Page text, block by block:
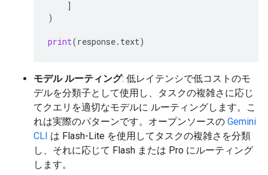
]
)
print(response. text)
モデル ルーティング: 低レイテンシで低コストのモ
デルを分類子として使用し、タスクの複雑さに応じ
てクエリを適切なモデルに ルーティングします。こ
れは実際のパターンです。オープンソースの Gemini
CLI は Flash-Lite を使用してタスクの複雑さを分類
し、それに応じて Flash または Pro にルーティング
します。